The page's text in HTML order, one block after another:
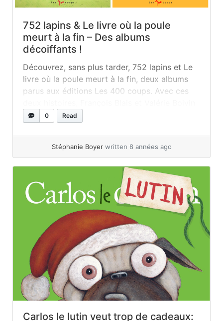
752 lapins & Le livre où la poule
meurt à la fin – Des albums
décoiffants !
Découvrez, sans plus tarder, 752 lapins et Le
livre où la poule meurt à la fin, deux albums
parus aux éditions Les 400 coups. Avec ces
brassent et décoiffent. Le style incisif de
burlesques de l’illustratrice ne laissent
personne indifférent. Des albums... »read
0 Read
Stéphanie Boyer written 8 années ago
Carlos le lutin veut trop de cadeaux: